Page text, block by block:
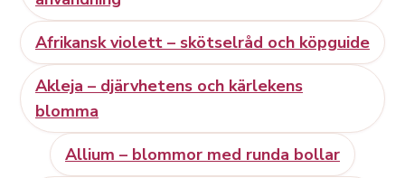
Afrikansk violett – skötselråd och köpguide
Akleja – djärvhetens och kärlekens
blomma
Allium – blommor med runda bollar